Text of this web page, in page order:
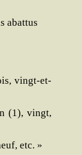
abattus
vingt-et-
(1), vingt,
etc. »